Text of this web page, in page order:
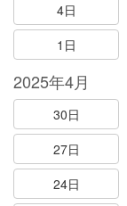
4日
1日
2025年4月
30日
27日
24日